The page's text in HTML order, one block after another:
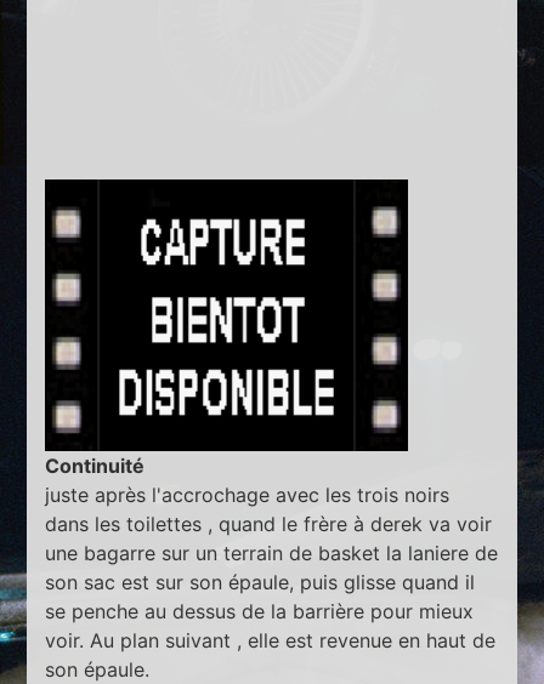
Continuité
juste après l'accrochage avec les trois noirs
dans les toilettes , quand le frère à derek va voir
une bagarre sur un terrain de basket la laniere de
son sac est sur son épaule, puis glisse quand il
se penche au dessus de la barrière pour mieux
voir. Au plan suivant , elle est revenue en haut de
son épaule.